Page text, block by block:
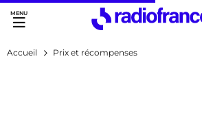
Accès direct :
Menu principal
Contenu
Accueil Prix et récompenses